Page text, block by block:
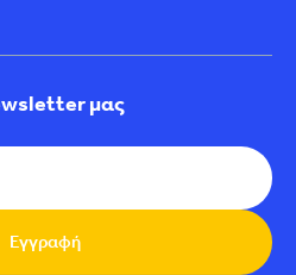
μας
Εγγραφή